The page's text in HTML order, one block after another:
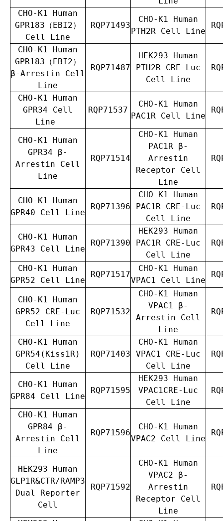
CHO-K1 Human
GPR183（EBI2）
Cell Line
RQP71493
CHO-K1 Human
PTH2R Cell Line
CHO-K1 Human
GPR183（EBI2）
β-Arrestin Cell
Line
RQP71487
HEK293 Human
PTH2R CRE-Luc
Cell Line
CHO-K1 Human
GPR34 Cell
Line
RQP71537
CHO-K1 Human
PAC1R Cell Line
CHO-K1 Human
GPR34 β-
Arrestin Cell
Line
RQP71514
CHO-K1 Human
PAC1R β-
Arrestin
Receptor Cell
Line
CHO-K1 Human
GPR40 Cell Line
RQP71396
CHO-K1 Human
PAC1R CRE-Luc
Cell Line
CHO-K1 Human
GPR43 Cell Line
RQP71390
HEK293 Human
PAC1R CRE-Luc
Cell Line
CHO-K1 Human
GPR52 Cell Line
RQP71517
CHO-K1 Human
VPAC1 Cell Line
CHO-K1 Human
GPR52 CRE-Luc
Cell Line
RQP71532
CHO-K1 Human
VPAC1 β-
Arrestin Cell
Line
CHO-K1 Human
GPR54(Kiss1R)
Cell Line
RQP71403
CHO-K1 Human
VPAC1 CRE-Luc
Cell Line
CHO-K1 Human
GPR84 Cell Line
RQP71595
HEK293 Human
VPAC1CRE-Luc
Cell Line
CHO-K1 Human
GPR84 β-
Arrestin Cell
Line
RQP71596
CHO-K1 Human
VPAC2 Cell Line
HEK293 Human
GLP1R&CTR/RAMP3
Dual Reporter
Cell
RQP71592
CHO-K1 Human
VPAC2 β-
Arrestin
Receptor Cell
Line